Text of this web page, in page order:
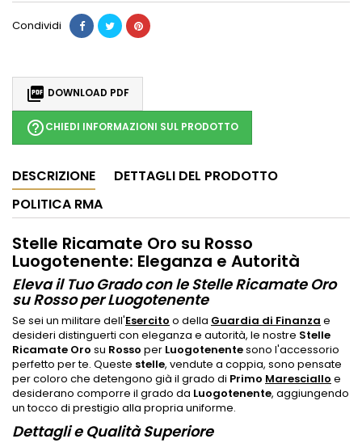
Condividi
 DOWNLOAD PDF
help_outlineCHIEDI INFORMAZIONI SUL PRODOTTO
DESCRIZIONE
DETTAGLI DEL PRODOTTO
POLITICA RMA
Stelle Ricamate Oro su Rosso
Luogotenente: Eleganza e Autorità
Eleva il Tuo Grado con le Stelle Ricamate Oro
su Rosso per Luogotenente
Se sei un militare dell'Esercito o della Guardia di Finanza e
desideri distinguerti con eleganza e autorità, le nostre Stelle
Ricamate Oro su Rosso per Luogotenentesono l'accessorio
perfetto per te. Queste stelle, vendute a coppia, sono pensate
per coloro che detengono già il grado di Primo Maresciallo e
desiderano comporre il grado da Luogotenente, aggiungendo
un tocco di prestigio alla propria uniforme.
Dettagli e Qualità Superiore